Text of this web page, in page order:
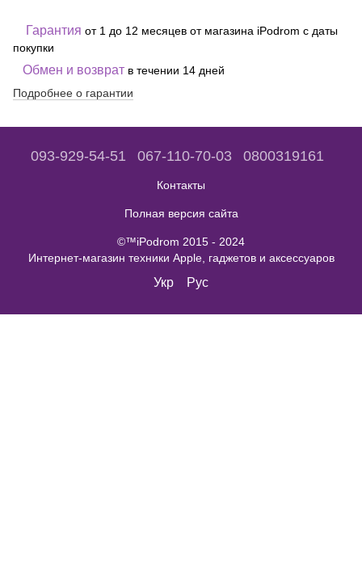
Гарантия от 1 до 12 месяцев от магазина iPodrom с даты
покупки
Обмен и возврат в течении 14 дней
Подробнее о гарантии
093-929-54-51 067-110-70-03 0800319161
Контакты
Полная версия сайта
©™iPodrom 2015 - 2024
Интернет-магазин техники Apple, гаджетов и аксессуаров
Укр Рус